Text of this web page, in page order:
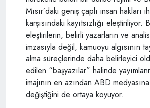
Mısır’daki geniş çaplı insan hakları
karşısındaki kayıtsızlığı eleştiriliyor.
eleştirilerin, belirli yazarların ve
imzasıyla değil, kamuoyu algısının
alma süreçlerinde daha belirleyici
edilen “başyazılar” halinde
imajının en azından ABD
değiştiğini de ortaya koyuyor.